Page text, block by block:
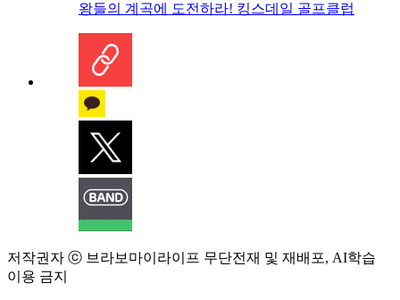
왕들의 계곡에 도전하라! 킹스데일 골프클럽
저작권자 ⓒ 브라보마이라이프 무단전재 및 재배포, AI학습
이용 금지